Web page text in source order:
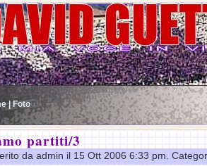
| Foto
partiti/3
da admin il 15 Ott 2006 6:33 pm.